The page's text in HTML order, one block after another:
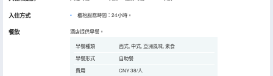
入住方式 櫃枱服務時間：24小時。
餐飲 酒店提供早餐。
早餐種類
西式, 中式, 亞洲風味, 素食
早餐形式
自助餐
費用
CNY 38/人